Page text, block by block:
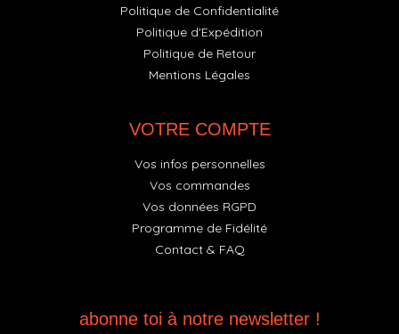
Politique de Confidentialité
Politique d'Expédition
Politique de Retour
Mentions Légales
VOTRE COMPTE
Vos infos personnelles
Vos commandes
Vos données RGPD
Programme de Fidélité
Contact & FAQ
abonne toi à notre newsletter !